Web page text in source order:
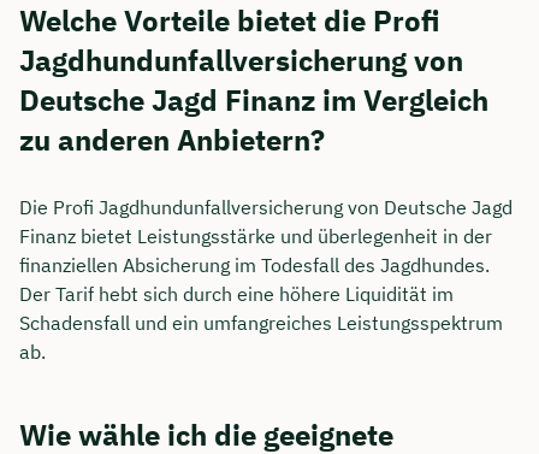
Welche Vorteile bietet die Profi
Jagdhundunfallversicherung von
Deutsche Jagd Finanz im Vergleich
zu anderen Anbietern?
Die Profi Jagdhundunfallversicherung von Deutsche Jagd
Finanz bietet Leistungsstärke und überlegenheit in der
finanziellen Absicherung im Todesfall des Jagdhundes.
Der Tarif hebt sich durch eine höhere Liquidität im
Schadensfall und ein umfangreiches Leistungsspektrum
ab.
Wie wähle ich die geeignete